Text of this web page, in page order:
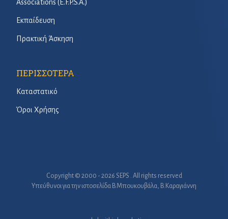
Associations (E.F.P.S.A.)
Εκπαίδευση
Πρακτική Άσκηση
ΠΕΡΙΣΣΟΤΕΡΑ
Καταστατικό
Όροι Χρήσης
Copyright © 2000 - 2026 SEPS . All rights reserved
Υπεύθυνοι για την ιστοσελίδα B.Μπουκουβάλα, Β.Καραγιάννη